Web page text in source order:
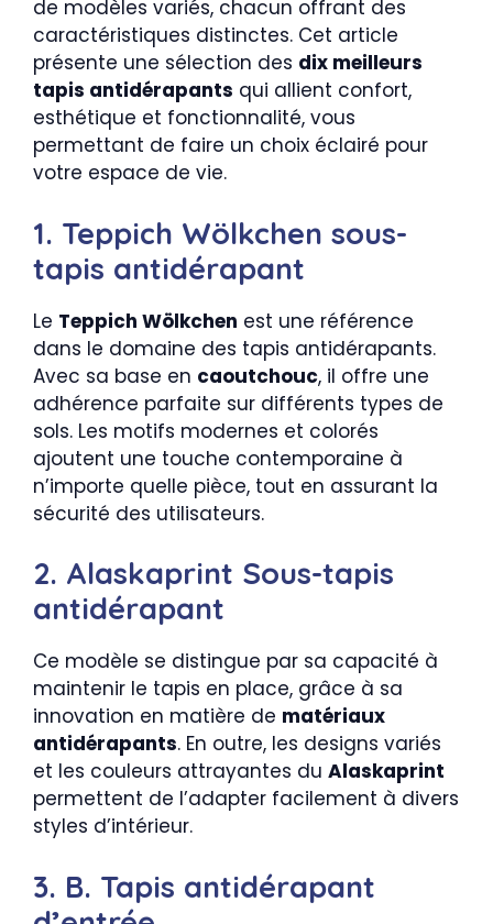
de modèles variés, chacun offrant des
caractéristiques distinctes. Cet article
présente une sélection des dix meilleurs
tapis antidérapants qui allient confort,
esthétique et fonctionnalité, vous
permettant de faire un choix éclairé pour
votre espace de vie.
1. Teppich Wölkchen sous-
tapis antidérapant
Le Teppich Wölkchen est une référence
dans le domaine des tapis antidérapants.
Avec sa base en caoutchouc, il offre une
adhérence parfaite sur différents types de
sols. Les motifs modernes et colorés
ajoutent une touche contemporaine à
n’importe quelle pièce, tout en assurant la
sécurité des utilisateurs.
2. Alaskaprint Sous-tapis
antidérapant
Ce modèle se distingue par sa capacité à
maintenir le tapis en place, grâce à sa
innovation en matière de matériaux
antidérapants. En outre, les designs variés
et les couleurs attrayantes du Alaskaprint
permettent de l’adapter facilement à divers
styles d’intérieur.
3. B. Tapis antidérapant